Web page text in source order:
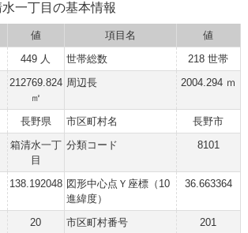
一丁目の基本情報
値 項目名
値
449 人 世帯総数
218 世帯
212769.824
㎡
周辺長 2004.294 ｍ
長野県 市区町村名
長野市
箱清水一丁
目
分類コード 8101
138.192048 図形中心点Ｙ座標（10
進緯度）
36.663364
20 市区町村番号
201